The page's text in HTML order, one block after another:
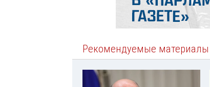
Рекомендуемые материалы